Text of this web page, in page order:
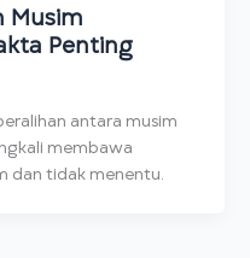
Musim
Penting
antara musim
membawa
dan tidak menentu.